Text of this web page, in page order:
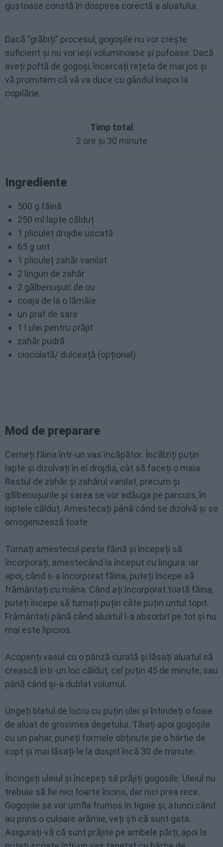
gustoase constă în dospirea corectă a aluatului.
Dacă ”grăbiți” procesul, gogoșile nu vor crește
suficient și nu vor ieși voluminoase și pufoase. Dacă
aveți poftă de gogoși, încercați rețeta de mai jos și
vă promitem că vă va duce cu gândul înapoi la
copilărie.
Timp total
2 ore și 30 minute
Ingrediente
500 g făină
250 ml lapte călduț
1 pliculeț drojdie uscată
65 g unt
1 pliculeț zahăr vanilat
2 linguri de zahăr
2 gălbenușuri de ou
coaja de la o lămâie
un praf de sare
1 l ulei pentru prăjit
zahăr pudră
ciocolată/ dulceață (opțional)
Mod de preparare
Cerneți făina într-un vas încăpător. Încălziți puțin
lapte și dizolvați în el drojdia, cât să faceți o maia.
Restul de zahăr și zahărul vanilat, precum și
gălbenușurile și sarea se vor adăuga pe parcurs, în
laptele călduț. Amestecați până când se dizolvă și se
omogenizează toate.
Turnați amestecul peste făină și începeți să
încorporați, amestecând la început cu lingura, iar
apoi, când s-a încorporat făina, puteți începe să
frământați cu mâna. Când ați încorporat toată făina,
puteți începe să turnați puțin câte puțin untul topit.
Frământați până când aluatul l-a absorbit pe tot și nu
mai este lipicios.
Acoperiți vasul cu o pânză curată și lăsați aluatul să
crească într-un loc călduț, cel puțin 45 de minute, sau
până când și-a dublat volumul.
Ungeți blatul de lucru cu puțin ulei și întindeți o foaie
de aluat de grosimea degetului. Tăiați apoi gogoșile
cu un pahar, puneți formele obținute pe o hârtie de
copt și mai lăsați-le la dospit încă 30 de minute.
Încingeți uleiul și începeți să prăjiți gogosile. Uleiul nu
trebuie să fie nici foarte încins, dar nici prea rece.
Gogoșile se vor umfla frumos în tigaie și, atunci când
au prins o culoare arămie, veți ști că sunt gata.
Asigurați-vă că sunt prăjite pe ambele părți, apoi le